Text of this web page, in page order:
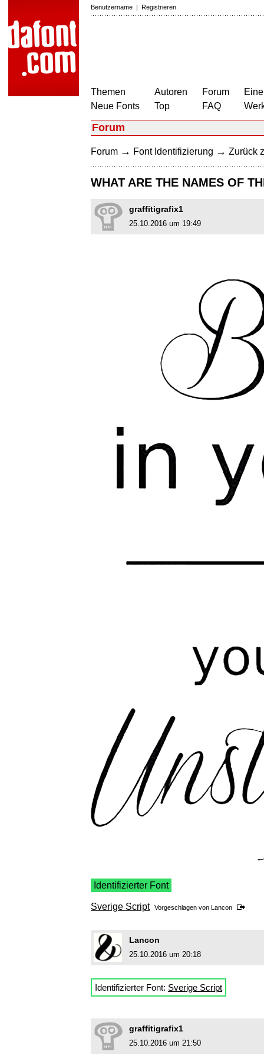
Benutzername | Registrieren
Themen
Neue Fonts
Autoren
Top
Forum
FAQ
Forum
Forum → Font Identifizierung → Zurück
WHAT ARE THE NAMES OF
graffitigrafix1
25.10.2016 um 19:49
Identifizierter Font
Sverige Script Vorgeschlagen von Lancon
Lancon
25.10.2016 um 20:18
Identifizierter Font: Sverige Script
graffitigrafix1
25.10.2016 um 21:50